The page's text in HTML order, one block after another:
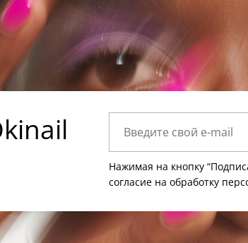
Нажимая на кнопку
согласие на обработку